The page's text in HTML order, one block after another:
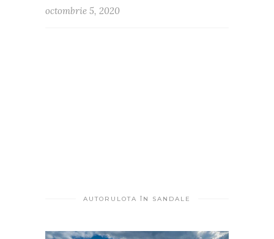
octombrie 5, 2020
AUTORULOTA ÎN SANDALE